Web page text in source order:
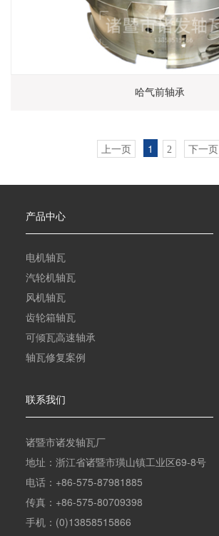
哈气前轴承
上一页 1 2 下一页
产品中心
电机轴瓦
汽轮机轴瓦
风机轴瓦
齿轮箱轴瓦
可倾瓦高速轴承
轴瓦修复案例
联系我们
诸暨市诸发轴瓦厂
地址：浙江省诸暨市璜山镇工业区69-8号
电话：+86-575-87981885
传真：+86-575-80709398
手机：(0)13858515866